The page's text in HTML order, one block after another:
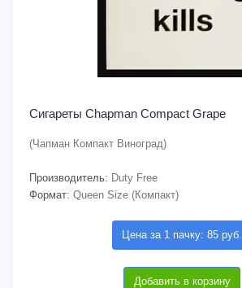
Сигареты Chapman Compact Grape
(Чапман Компакт Виноград)
Производитель: Duty Free
Формат: Queen Size (Компакт)
Цена за 1 пачку: 85 руб.
Добавить в корзину